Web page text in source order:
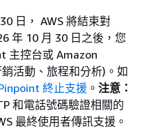
日， AWS 將結束對
年 10 月 30 日之後，您
主控台或 Amazon
活動、旅程和分析)。如
終止支援 。 注意：
和電話號碼驗證相關的
最終使用者傳訊支援。